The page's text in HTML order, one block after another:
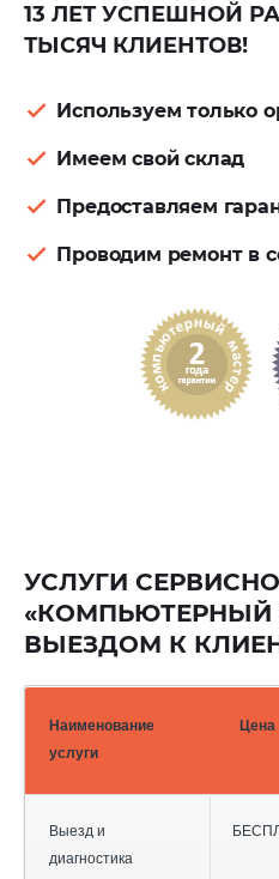
13 ЛЕТ УСПЕШНОЙ
ТЫСЯЧ КЛИЕНТОВ!
Используем только
Имеем свой склад
Предоставляем
Проводим ремонт в
УСЛУГИ
«КОМПЬЮТЕРНЫЙ
ВЫЕЗДОМ К
Наименование
услуги
Цена
Выезд и
диагностика